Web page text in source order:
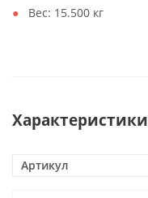
Вес: 15.500 кг
Характеристики
Артикул